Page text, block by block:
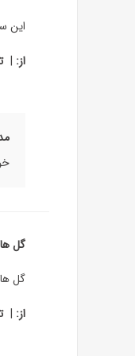
این
از: |
گل
گل
از: |